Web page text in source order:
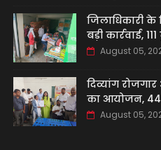
जिलाधिकारी के
बड़ी कार्रवाई,
August 05,
दिव्यांग
का आयोजन, 44
August 05,